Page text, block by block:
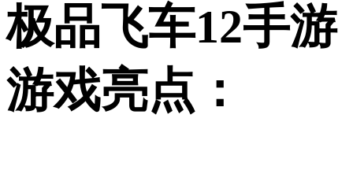
极品飞车12手游
游戏亮点：